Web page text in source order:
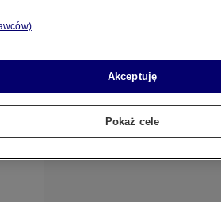
firmy wypożyczające namioty
do Niemiec. Zawyżając
robią kokosowe interesy
"Der Spiegel".
Akceptuję
Pokaż cele